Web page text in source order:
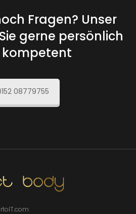
Fragen? Unser
gerne persönlich
08779755